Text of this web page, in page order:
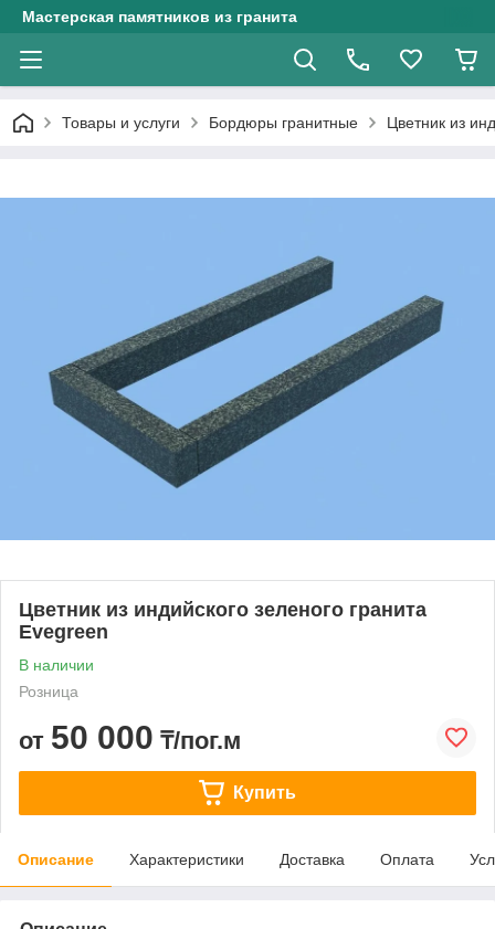
Мастерская памятников из гранита
Товары и услуги Бордюры гранитные Цветник из
Цветник из индийского зеленого гранита
Evegreen
В наличии
Розница
от 50 000 ₸/пог.м
Купить
Описание Характеристики Доставка Оплата